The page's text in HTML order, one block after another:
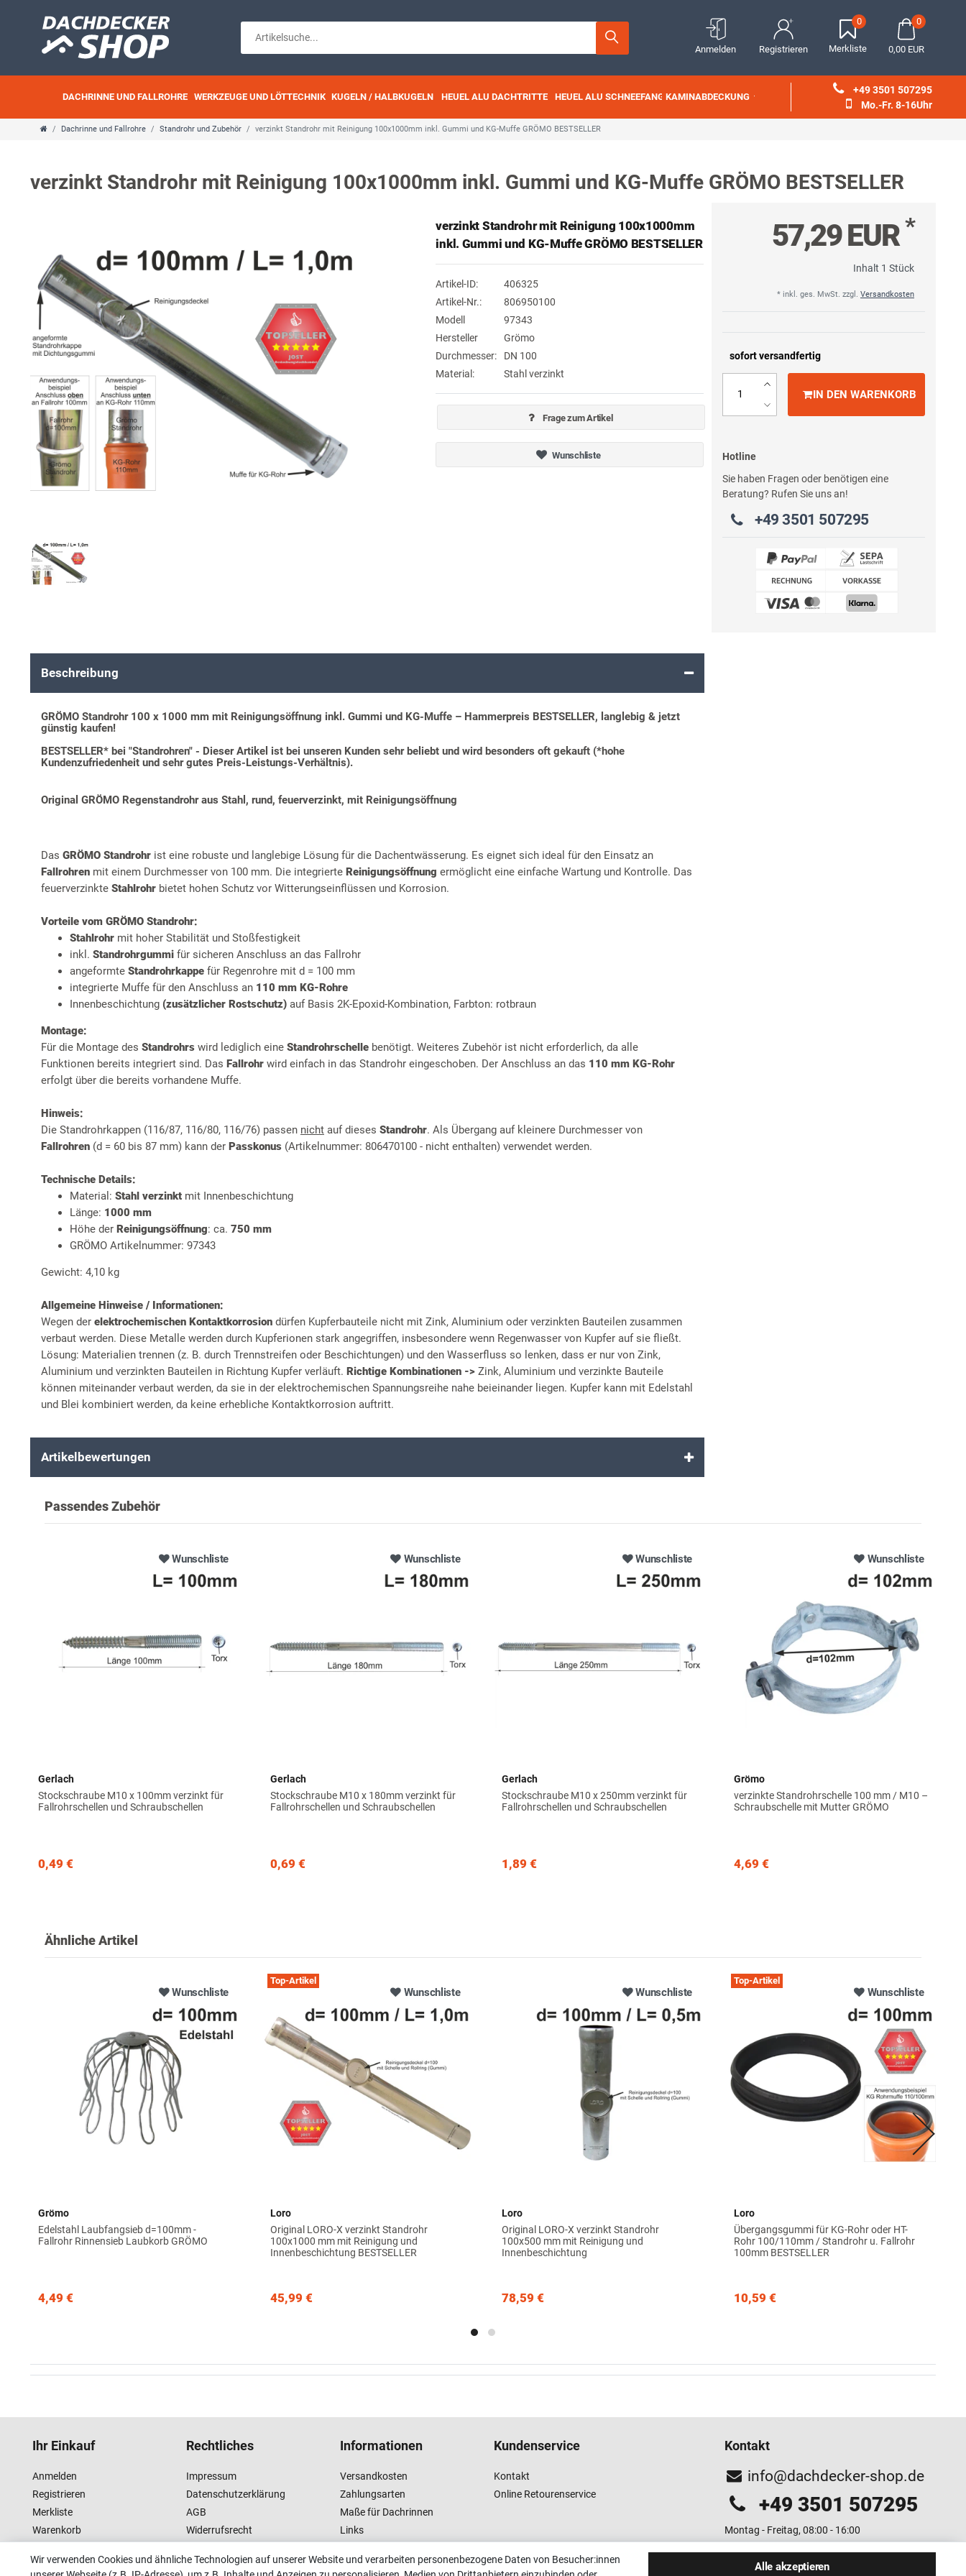
Anmelden Registrieren
0
Merkliste
0
0,00 EUR
DACHRINNE UND FALLROHRE WERKZEUGE UND LÖTTECHNIK KUGELN / HALBKUGELN HEUEL ALU DACHTRITTE HEUEL ALU SCHNEEFANG KAMINABDECKUNG
+49 3501 507295
Mo.-Fr. 8-16Uhr
Dachrinne und Fallrohre Standrohr und Zubehör verzinkt Standrohr mit Reinigung 100x1000mm inkl. Gummi und KG-Muffe GRÖMO BESTSELLER
verzinkt Standrohr mit Reinigung 100x1000mm inkl. Gummi und KG-Muffe GRÖMO BESTSELLER
57,29 EUR*
Inhalt 1 Stück
* inkl. ges. MwSt. zzgl. Versandkosten
sofort versandfertig
IN DEN WARENKORB
Hotline
Sie haben Fragen oder benötigen eine
Beratung? Rufen Sie uns an!
+49 3501 507295
verzinkt Standrohr mit Reinigung 100x1000mm
inkl. Gummi und KG-Muffe GRÖMO BESTSELLER
Artikel-ID:
406325
Artikel-Nr.:
806950100
Modell
97343
Hersteller
Grömo
Durchmesser:
DN 100
Material:
Stahl verzinkt
Frage zum Artikel
Wunschliste
Beschreibung
GRÖMO Standrohr 100 x 1000 mm mit Reinigungsöffnung inkl. Gummi und KG-Muffe – Hammerpreis BESTSELLER, langlebig & jetzt
günstig kaufen!
BESTSELLER* bei "Standrohren" - Dieser Artikel ist bei unseren Kunden sehr beliebt und wird besonders oft gekauft (*hohe
Kundenzufriedenheit und sehr gutes Preis-Leistungs-Verhältnis).
Original GRÖMO Regenstandrohr aus Stahl, rund, feuerverzinkt, mit Reinigungsöffnung
Das GRÖMO Standrohr ist eine robuste und langlebige Lösung für die Dachentwässerung. Es eignet sich ideal für den Einsatz an
Fallrohren mit einem Durchmesser von 100 mm. Die integrierte Reinigungsöffnung ermöglicht eine einfache Wartung und Kontrolle. Das
feuerverzinkte Stahlrohr bietet hohen Schutz vor Witterungseinflüssen und Korrosion.
Vorteile vom GRÖMO Standrohr:
Stahlrohr mit hoher Stabilität und Stoßfestigkeit
inkl. Standrohrgummi für sicheren Anschluss an das Fallrohr
angeformte Standrohrkappe für Regenrohre mit d = 100 mm
integrierte Muffe für den Anschluss an 110 mm KG-Rohre
Innenbeschichtung (zusätzlicher Rostschutz) auf Basis 2K-Epoxid-Kombination, Farbton: rotbraun
Montage:
Für die Montage des Standrohrs wird lediglich eine Standrohrschelle benötigt. Weiteres Zubehör ist nicht erforderlich, da alle
Funktionen bereits integriert sind. Das Fallrohr wird einfach in das Standrohr eingeschoben. Der Anschluss an das 110 mm KG-Rohr
erfolgt über die bereits vorhandene Muffe.
Hinweis:
Die Standrohrkappen (116/87, 116/80, 116/76) passen nicht auf dieses Standrohr. Als Übergang auf kleinere Durchmesser von
Fallrohren (d = 60 bis 87 mm) kann der Passkonus (Artikelnummer: 806470100 - nicht enthalten) verwendet werden.
Technische Details:
Material: Stahl verzinkt mit Innenbeschichtung
Länge: 1000 mm
Höhe der Reinigungsöffnung: ca. 750 mm
GRÖMO Artikelnummer: 97343
Gewicht: 4,10 kg
Allgemeine Hinweise / Informationen:
Wegen der elektrochemischen Kontaktkorrosion dürfen Kupferbauteile nicht mit Zink, Aluminium oder verzinkten Bauteilen zusammen
verbaut werden. Diese Metalle werden durch Kupferionen stark angegriffen, insbesondere wenn Regenwasser von Kupfer auf sie fließt.
Lösung: Materialien trennen (z. B. durch Trennstreifen oder Beschichtungen) und den Wasserfluss so lenken, dass er nur von Zink,
Aluminium und verzinkten Bauteilen in Richtung Kupfer verläuft. Richtige Kombinationen -> Zink, Aluminium und verzinkte Bauteile
können miteinander verbaut werden, da sie in der elektrochemischen Spannungsreihe nahe beieinander liegen. Kupfer kann mit Edelstahl
und Blei kombiniert werden, da keine erhebliche Kontaktkorrosion auftritt.
Artikelbewertungen
Passendes Zubehör
Wunschliste
Gerlach
Stockschraube M10 x 100mm verzinkt für
Fallrohrschellen und Schraubschellen
0,49 €
Wunschliste
Gerlach
Stockschraube M10 x 180mm verzinkt für
Fallrohrschellen und Schraubschellen
0,69 €
Wunschliste
Gerlach
Stockschraube M10 x 250mm verzinkt für
Fallrohrschellen und Schraubschellen
1,89 €
Wunschliste
Grömo
verzinkte Standrohrschelle 100 mm / M10 –
Schraubschelle mit Mutter GRÖMO
4,69 €
Ähnliche Artikel
Wunschliste
Grömo
Edelstahl Laubfangsieb d=100mm -
Fallrohr Rinnensieb Laubkorb GRÖMO
4,49 €
Wunschliste
Top-Artikel
Loro
Original LORO-X verzinkt Standrohr
100x1000 mm mit Reinigung und
Innenbeschichtung BESTSELLER
45,99 €
Wunschliste
Loro
Original LORO-X verzinkt Standrohr
100x500 mm mit Reinigung und
Innenbeschichtung
78,59 €
Wunschliste
Top-Artikel
Loro
Übergangsgummi für KG-Rohr oder HT-
Rohr 100/110mm / Standrohr u. Fallrohr
100mm BESTSELLER
10,59 €
Ihr Einkauf
Anmelden
Registrieren
Merkliste
Warenkorb
Rechtliches
Impressum
Datenschutzerklärung
AGB
Widerrufsrecht
Informationen
Versandkosten
Zahlungsarten
Maße für Dachrinnen
Links
Vertrag widerrufen
Kundenservice
Kontakt
Online Retourenservice
Kontakt
info@dachdecker-shop.de
+49 3501 507295
Montag - Freitag, 08:00 - 16:00
dem Mobilfunknetz ggf. abweichend (abhängig vom
Wir verwenden Cookies und ähnliche Technologien auf unserer Website und verarbeiten personenbezogene Daten von Besucher:innen
Alle akzeptieren